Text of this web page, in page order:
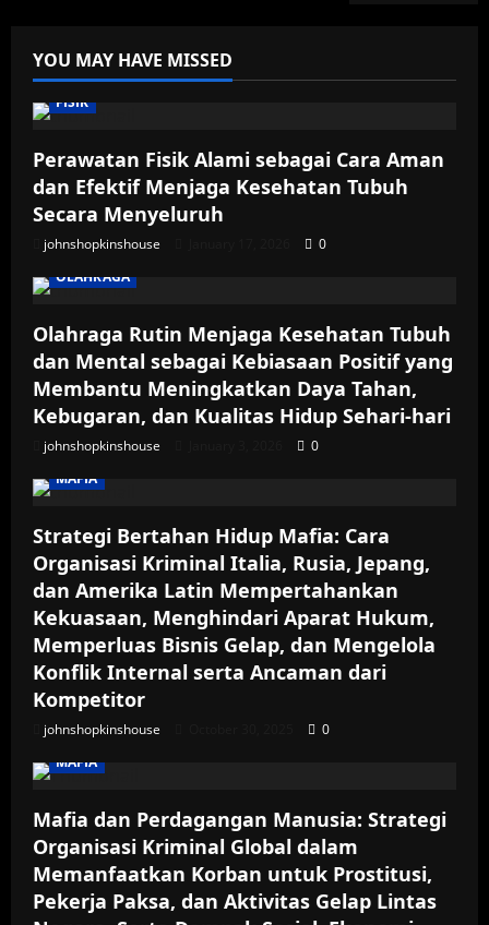
YOU MAY HAVE MISSED
FISIK
Perawatan Fisik Alami sebagai Cara Aman
dan Efektif Menjaga Kesehatan Tubuh
Secara Menyeluruh
johnshopkinshouse
0
OLAHRAGA
Olahraga Rutin Menjaga Kesehatan Tubuh
dan Mental sebagai Kebiasaan Positif yang
Membantu Meningkatkan Daya Tahan,
Kebugaran, dan Kualitas Hidup Sehari-hari
johnshopkinshouse
0
MAFIA
Strategi Bertahan Hidup Mafia: Cara
Organisasi Kriminal Italia, Rusia, Jepang,
dan Amerika Latin Mempertahankan
Kekuasaan, Menghindari Aparat Hukum,
Memperluas Bisnis Gelap, dan Mengelola
Konflik Internal serta Ancaman dari
Kompetitor
johnshopkinshouse
0
MAFIA
Mafia dan Perdagangan Manusia: Strategi
Organisasi Kriminal Global dalam
Memanfaatkan Korban untuk Prostitusi,
Pekerja Paksa, dan Aktivitas Gelap Lintas